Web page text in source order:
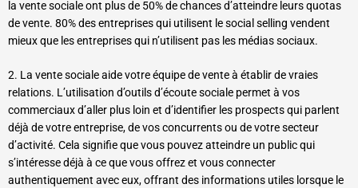
la vente sociale ont plus de 50% de chances d’atteindre leurs quotas
de vente. 80% des entreprises qui utilisent le social selling vendent
mieux que les entreprises qui n’utilisent pas les médias sociaux.
2. La vente sociale aide votre équipe de vente à établir de vraies
relations. L’utilisation d’outils d’écoute sociale permet à vos
commerciaux d’aller plus loin et d’identifier les prospects qui parlent
déjà de votre entreprise, de vos concurrents ou de votre secteur
d’activité. Cela signifie que vous pouvez atteindre un public qui
s’intéresse déjà à ce que vous offrez et vous connecter
authentiquement avec eux, offrant des informations utiles lorsque le